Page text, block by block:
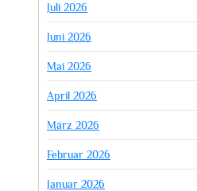
Juli 2026
Juni 2026
Mai 2026
April 2026
März 2026
Februar 2026
Januar 2026